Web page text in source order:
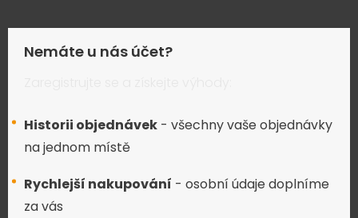
Nemáte u nás účet?
Historii objednávek - všechny vaše objednávky
na jednom místě
Rychlejší nakupování - osobní údaje doplníme
za vás